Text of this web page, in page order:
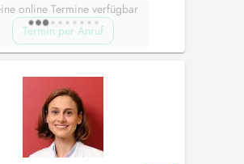
online Termine verfügbar
Termin per Anruf